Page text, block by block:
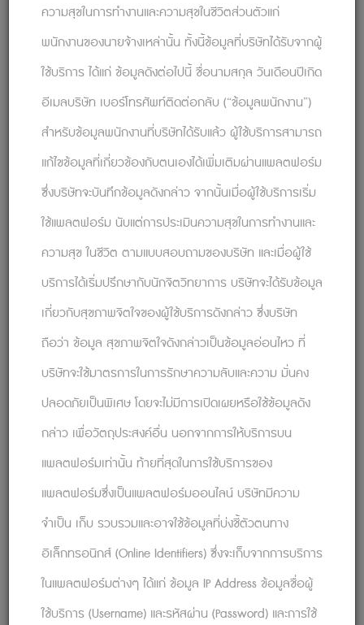
ความเงียบอาจเป็นสิ่งมีค่า ให้เวลาผู้พูดในการ
รวบรวมความคิดและพูดออกมาก่อนที่จะโต้ตอบ บาง
ครั้งความเงียบก็เปรียบเสมือนการหยุดชั่วคราวอย่าง
มีกลยุทธ์และกระตุ้นให้เกิดการแบ่งปันเพิ่มเติม
การพัฒนาทักษะการฟังอย่างตั้งใจอันทรงคุณค่า จะ
ช่วยให้คุณพัฒนาความสัมพันธ์ที่แข็งแกร่งและแน่นแฟ้น
ยิ่งขึ้น ความสามารถในการรับฟังและเข้าใจผู้อื่นอย่าง
แท้จริงมีพลังอันทรงพลังในการเปลี่ยนแปลงชีวิตส่วน
ตัวและชีวิตการทำงาน เพิ่มโอกาสในการทำงานร่วมกัน
ความไว้วางใจ และความเคารพซึ่งกันและกัน จงรักษา
ความอยากรู้อยากเห็นและการมีส่วนร่วม และเฝ้าดู
ความสัมพันธ์ที่แท้จริงของคุณค่อยๆ เผยตัวออกมา
HR องค์กรใด อยากบอกรักพนักงานแบบ
เกร๋ๆ เท่ๆ แนว HR ยุคใหม่ที่ดูเเลแบบนั่งอยู่ในใจ
พนักงาน ลองติดต่อ Solution ปรึกษานักจิตวิทยาจาก
Relationflip : Innovative Mental Healthcare Web
Application ที่พร้อมช่วยพนักงานของคุณดีลกับ
ปัญหาและเป็นที่ปรึกษาในทุกๆ เรื่องนะคะTel: 099-
#InnovativeMentalHealthcare
#MentalHealthcareService #Relationflip
Reference:
https://www.psychologytoday.com/intl/blog/op
timizing-success/202305/10-easy-ways-to-
elevate-your-active-listening-skills
ความสุขในการทำงานและความสุขในชีวิตส่วนตัวแก่
พนักงานของนายจ้างเหล่านั้น ทั้งนี้ข้อมูลที่บริษัทได้รับจากผู้
ใช้บริการ ได้แก่ ข้อมูลดังต่อไปนี้ ชื่อนามสกุล วันเดือนปีเกิด
อีเมลบริษัท เบอร์โทรศัพท์ติดต่อกลับ (“ข้อมูลพนักงาน”)
สำหรับข้อมูลพนักงานที่บริษัทได้รับแล้ว ผู้ใช้บริการสามารถ
แก้ไขข้อมูลที่เกี่ยวข้องกับตนเองได้เพิ่มเติมผ่านแพลตฟอร์ม​
ซึ่งบริษัทจะบันทึกข้อมูลดังกล่าว จากนั้นเมื่อผู้ใช้บริการเริ่ม
ใช้แพลตฟอร์ม นับแต่การประเมินความสุขในการทำงานและ
ความสุข ในชีวิต ตามแบบสอบถามของบริษัท และเมื่อผู้ใช้
บริการได้เริ่มปรึกษากับนักจิตวิทยาการ บริษัทจะได้รับข้อมูล
เกี่ยวกับสุขภาพจิตใจของผู้ใช้บริการดังกล่าว ซึ่งบริษัท
ถือว่า ข้อมูล สุขภาพจิตใจดังกล่าวเป็นข้อมูลอ่อนไหว ที่
บริษัทจะใช้มาตรการในการรักษาความลับและความ มั่นคง
ปลอดภัยเป็นพิเศษ โดยจะไม่มีการเปิดเผยหรือใช้ข้อมูลดัง
กล่าว เพื่อวัตถุประสงค์อื่น นอกจากการให้บริการบน
แพลตฟอร์มเท่านั้น ท้ายที่สุดในการใช้บริการของ
แพลตฟอร์มซึ่งเป็นแพลตฟอร์มออนไลน์ บริษัทมีความ
จำเป็น เก็บ รวบรวมและอาจใช้ข้อมูลที่บ่งชี้ตัวตนทาง
อิเล็กทรอนิกส์ (Online Identifiers) ซึ่งจะเก็บจากการบริการ
ในแพลตฟอร์มต่างๆ ได้แก่ ข้อมูล IP Address ข้อมูลชื่อผู้
ใช้บริการ (Username) และรหัสผ่าน (Password) และการใช้